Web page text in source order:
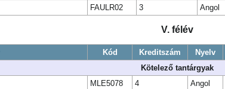
FAULR02 3 Angol
V. félév
Kód Kreditszám Nyelv
Kötelező tantárgyak
MLE5078 4 Angol